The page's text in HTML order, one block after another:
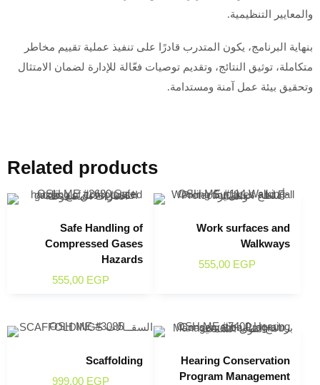
والمعايير التنظيمية.
بنهاية البرنامج، يكون المتدرب قادرًا على تنفيذ عملية تقييم مخاطر
متكاملة، توثيق النتائج، وتقديم توصيات فعّالة للإدارة لضمان الامتثال
وتحقيق بيئة عمل آمنة ومستدامة.
Related products
Safe Handling of
Compressed Gases
Hazards
555,00 EGP
Work surfaces and
Walkways
555,00 EGP
Scaffolding
999,00 EGP
Hearing Conservation
Program Management